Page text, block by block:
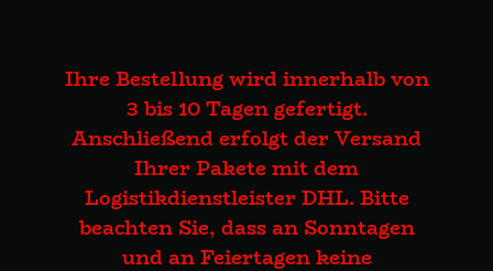
Ihre Bestellung wird innerhalb von
3 bis 10 Tagen gefertigt.
Anschließend erfolgt der Versand
Ihrer Pakete mit dem
Logistikdienstleister DHL. Bitte
beachten Sie, dass an Sonntagen
und an Feiertagen keine